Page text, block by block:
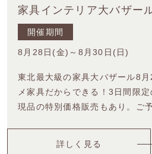
家具インテリア大バザー
開催期間
8月28日(金)～8月30日(日)
東北最大級の家具大バザール8
メ家具だからできる！3日間限
現品の特別価格販売もあり。ご
詳しく見る